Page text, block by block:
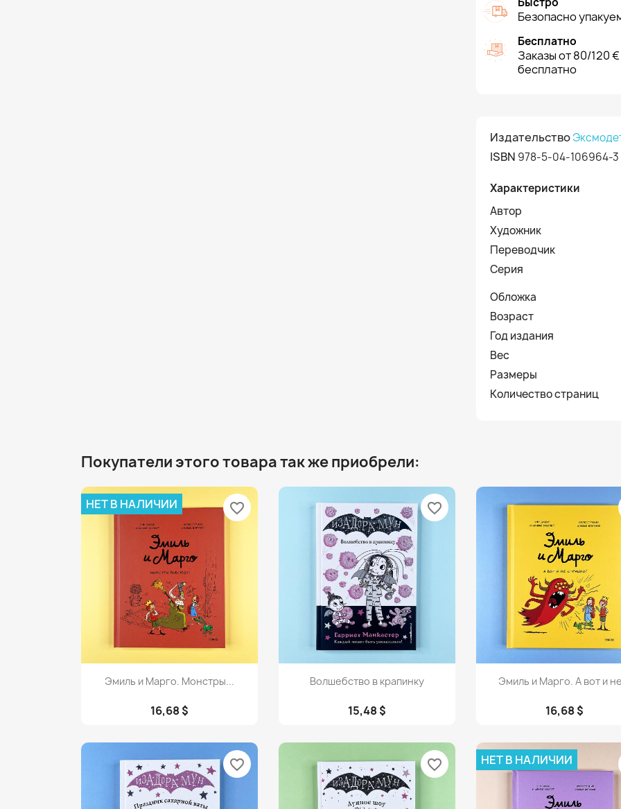
Безопасно
Бесплатно
Заказы от 80/120
бесплатно
Издательство
ISBN 978-5-04-106964-3
Характеристики
Автор
Художник
Переводчик
Серия
Обложка
Возраст
Год издания
Вес
Размеры
Количество страниц
Покупатели этого товара так же приобрели:
Просмотр
Эмиль и Марго. Монстры...
16,68 $
НЕТ В НАЛИЧИИ favorite_border
Просмотр
Волшебство в крапинку
15,48 $
favorite_border
Просмотр
Эмиль и Марго. А вот и
16,68 $
favorite_border favorite_border НЕТ В НАЛИЧИИ